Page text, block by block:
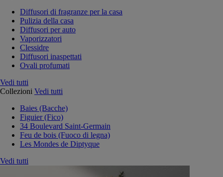
Diffusori di fragranze per la casa
Pulizia della casa
Diffusori per auto
Vaporizzatori
Clessidre
Diffusori inaspettati
Ovali profumati
Vedi tutti
Collezioni Vedi tutti
Baies (Bacche)
Figuier (Fico)
34 Boulevard Saint-Germain
Feu de bois (Fuoco di legna)
Les Mondes de Diptyque
Vedi tutti